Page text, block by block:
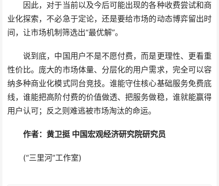
因此，对于当前以及今后可能出现的各种收费尝试和商
业化探索，不必急于定论，还是要给市场的动态博弈留出时
间，让市场机制筛选出“最优解”。
说到底，中国用户不是不愿付费，而是更理性、更看重
性价比。庞大的市场体量、分层化的用户需求，完全可以容
纳多种商业化模式同台竞技。谁能守住核心基础服务免费底
线，谁能把高阶付费的价值做透、把服务做稳，谁就能赢得
用户认可；反之则难逃被市场淘汰的命运。
作者：黄卫挺 中国宏观经济研究院研究员
(“三里河”工作室)